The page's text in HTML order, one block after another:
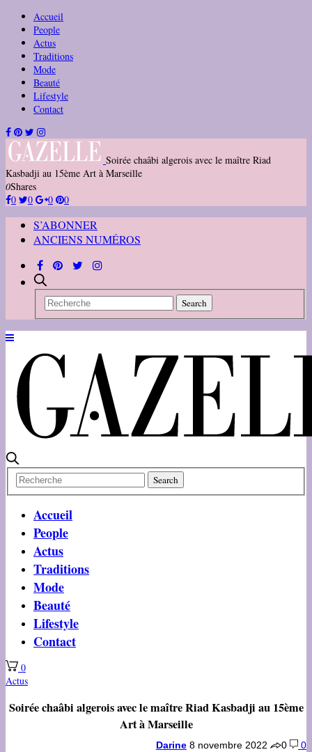
Accueil
People
Actus
Traditions
Mode
Beauté
Lifestyle
Contact
Soirée chaâbi algerois avec le maître Riad
Kasbadji au 15ème Art à Marseille
0Shares
0
0 0 0
S’ABONNER
ANCIENS NUMÉROS
Accueil
People
Actus
Traditions
Mode
Beauté
Lifestyle
Contact
0
Actus
Soirée chaâbi algerois avec le maître Riad Kasbadji au 15ème
Art à Marseille
Darine 8 novembre 2022 0 0